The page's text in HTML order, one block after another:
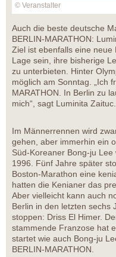
© Veranstalter
Auch die beste deutsche
BERLIN-MARATHON:
Ziel ist ebenfalls eine
Lage sein, ihre bisherige
zu unterbieten. Hinter
möglich am Sonntag. „Ich
MARATHON. In Berlin zu
mich“, sagt Luminita Zaituc.
Im Männerrennen wird
gehen, aber immerhin ein
Süd-Koreaner Bong-ju
1996. Fünf Jahre später
Boston-Marathon eine
hatten die Kenianer das
Aber vielleicht kann auch
Berlin in den letzten sechs
stoppen: Driss El Himer.
stammende Franzose hat
startet wie auch Bong-ju
BERLIN-MARATHON.